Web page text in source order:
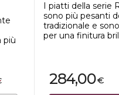
più
I piatti della serie
sono più pesanti
tradizionale e
per una finitura
€
284,00